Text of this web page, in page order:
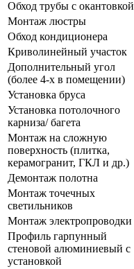
Обход трубы с окантовкой
Монтаж люстры
Обход кондиционера
Криволинейный участок
Дополнительный угол
(более 4-х в помещении)
Установка бруса
Установка потолочного
карниза/ багета
Монтаж на сложную
поверхность (плитка,
керамогранит, ГКЛ и др.)
Демонтаж полотна
Монтаж точечных
светильников
Монтаж электропроводки
Профиль гарпунный
стеновой алюминиевый с
установкой